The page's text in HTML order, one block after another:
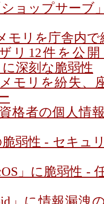
ョップサーブ
モリを庁舎内で
リ12件を公開
深刻な脆弱性
モリを紛失、
格者の個人情
脆弱性 - セキュ
」に脆弱性 -
」に情報漏洩